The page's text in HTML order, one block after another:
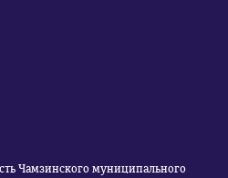
Чамзинского муниципального